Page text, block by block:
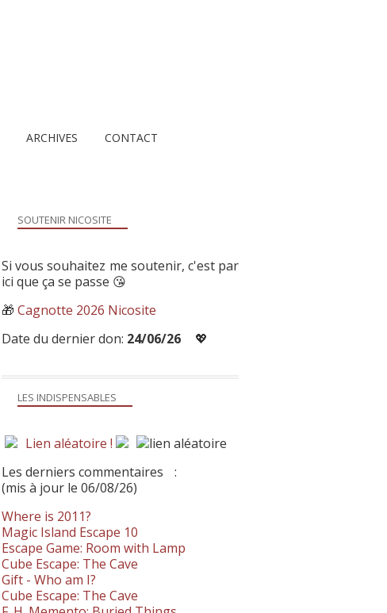
ARCHIVES CONTACT
LES INDISPENSABLES
Lien aléatoire !
Les derniers commentaires
:
(mis à jour le 06/08/26)
Where is 2011?
Magic Island Escape 10
Escape Game: Room with Lamp
Cube Escape: The Cave
Gift - Who am I?
Cube Escape: The Cave
SOUTENIR NICOSITE
Si vous souhaitez me soutenir, c'est par
ici que ça se passe 😘
🎁 Cagnotte 2026 Nicosite
Date du dernier don: 24/06/26 💖